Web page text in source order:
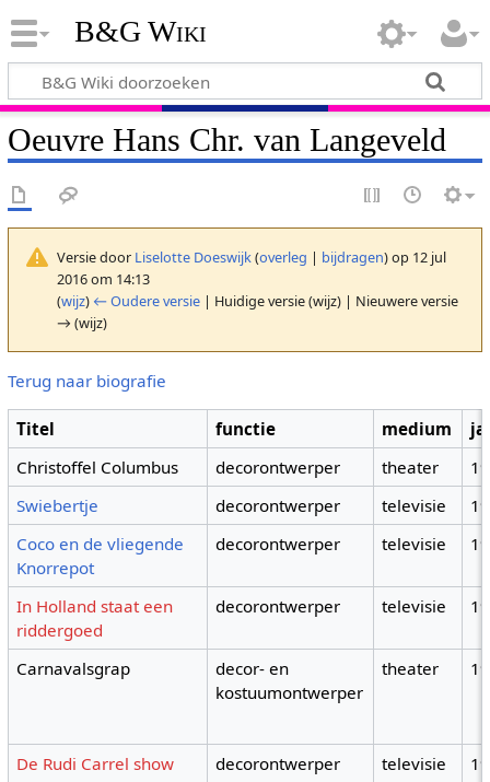
B&G Wiki
Oeuvre Hans Chr. van Langeveld
Versie door Liselotte Doeswijk(overleg | bijdragen)op 12 jul
2016 om 14:13
(wijz) ← Oudere versie| Huidige versie (wijz) | Nieuwere versie
→ (wijz)
Terug naar biografie
Titel functie medium
Christoffel Columbus
decorontwerper theater
Swiebertje
decorontwerper televisie
Coco en de vliegende
Knorrepot
decorontwerper televisie
In Holland staat een
riddergoed
decorontwerper televisie
Carnavalsgrap
decor- en
kostuumontwerper
theater
De Rudi Carrel show decorontwerper televisie